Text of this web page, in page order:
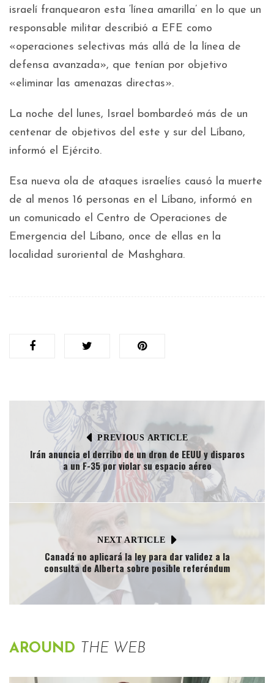
israelí franquearon esta ‘línea amarilla’ en lo que un
responsable militar describió a EFE como
«operaciones selectivas más allá de la línea de
defensa avanzada», que tenían por objetivo
«eliminar las amenazas directas».
La noche del lunes, Israel bombardeó más de un
centenar de objetivos del este y sur del Líbano,
informó el Ejército.
Esa nueva ola de ataques israelíes causó la muerte
de al menos 16 personas en el Líbano, informó en
un comunicado el Centro de Operaciones de
Emergencia del Líbano, once de ellas en la
localidad suroriental de Mashghara.
PREVIOUS ARTICLE
Irán anuncia el derribo de un dron de EEUU y disparos
a un F-35 por violar su espacio aéreo
NEXT ARTICLE
Canadá no aplicará la ley para dar validez a la
consulta de Alberta sobre posible referéndum
AROUND THE WEB